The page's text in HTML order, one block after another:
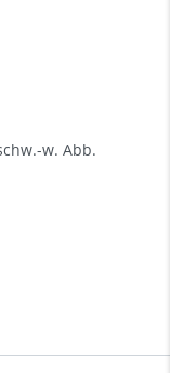
w. Abb.